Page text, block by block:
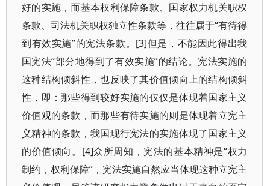
好的实施，而基本权利保障条款、国家权力机关职权
条款、司法机关职权独立性条款等，往往属于“有待得
到有效实施”的宪法条款。[3]但是，不能因此得出我
国宪法“部分地得到了有效实施”的结论。宪法实施的
这种结构倾斜性，也反映了其价值倾向上的结构倾斜
性，即：那些得到较好实施的仅仅是体现着国家主义
价值观的条款，而那些有待实施的则是体现着立宪主
义精神的条款，我国现行宪法的实施体现了国家主义
的价值倾向。[4]众所周知，宪法的基本精神是“权力
制约，权利保障”，宪法实施自然应当体现这种立宪主